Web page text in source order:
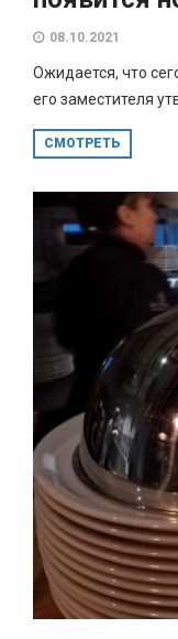
08.10.2021
Ожидается, что
его заместителя
СМОТРЕТЬ